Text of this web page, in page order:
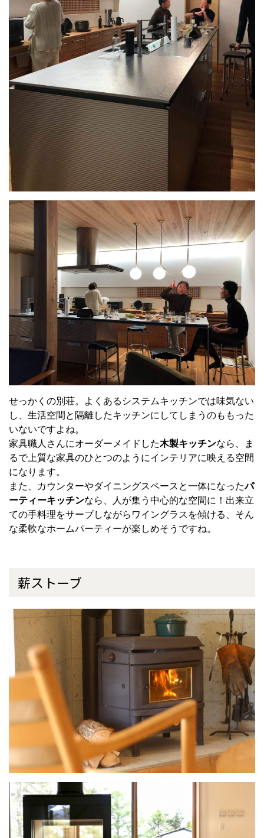
せっかくの別荘。よくあるシステムキッチンでは味気ない
し、生活空間と隔離したキッチンにしてしまうのももった
いないですよね。
家具職人さんにオーダーメイドした木製キッチンなら、ま
るで上質な家具のひとつのようにインテリアに映える空間
になります。
また、カウンターやダイニングスペースと一体になったパ
ーティーキッチンなら、人が集う中心的な空間に！出来立
ての手料理をサーブしながらワイングラスを傾ける、そん
な柔軟なホームパーティーが楽しめそうですね。
薪ストーブ